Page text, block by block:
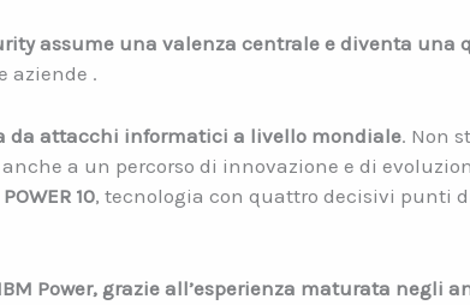
assume una valenza centrale e diventa una
aziende .
da attacchi informatici a livello mondiale. Non
a un percorso di innovazione e di
10, tecnologia con quattro decisivi punti
Power, grazie all’esperienza maturata negli